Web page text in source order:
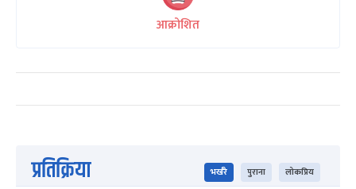
आक्रोशित
प्रतिक्रिया भर्खरै पुराना लोकप्रिय